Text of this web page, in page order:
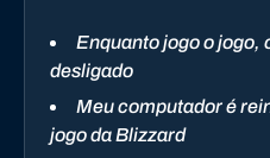
Enquanto jogo o jogo,
desligado
Meu computador é
jogo da Blizzard